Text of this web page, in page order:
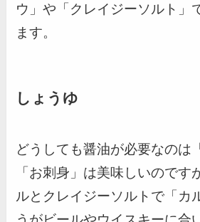
ウ」や「クレイジーソルト」
ます。
しょうゆ
どうしても醤油が必要なのは
「お刺身」は美味しいのです
ルとクレイジーソルトで「カ